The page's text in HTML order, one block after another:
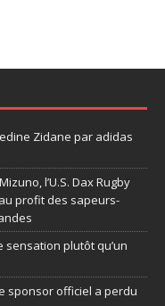
Zidane par adidas
l’U.S. Dax Rugby
profit des sapeurs-
sensation plutôt qu’un
sponsor officiel a perdu